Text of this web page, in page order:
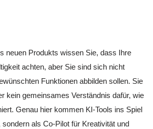
neuen Produkts wissen Sie, dass Ihre
achten, aber Sie sind sich nicht
Funktionen abbilden sollen. Sie
kein gemeinsames Verständnis dafür, wie
Genau hier kommen KI-Tools ins Spiel
als Co-Pilot für Kreativität und